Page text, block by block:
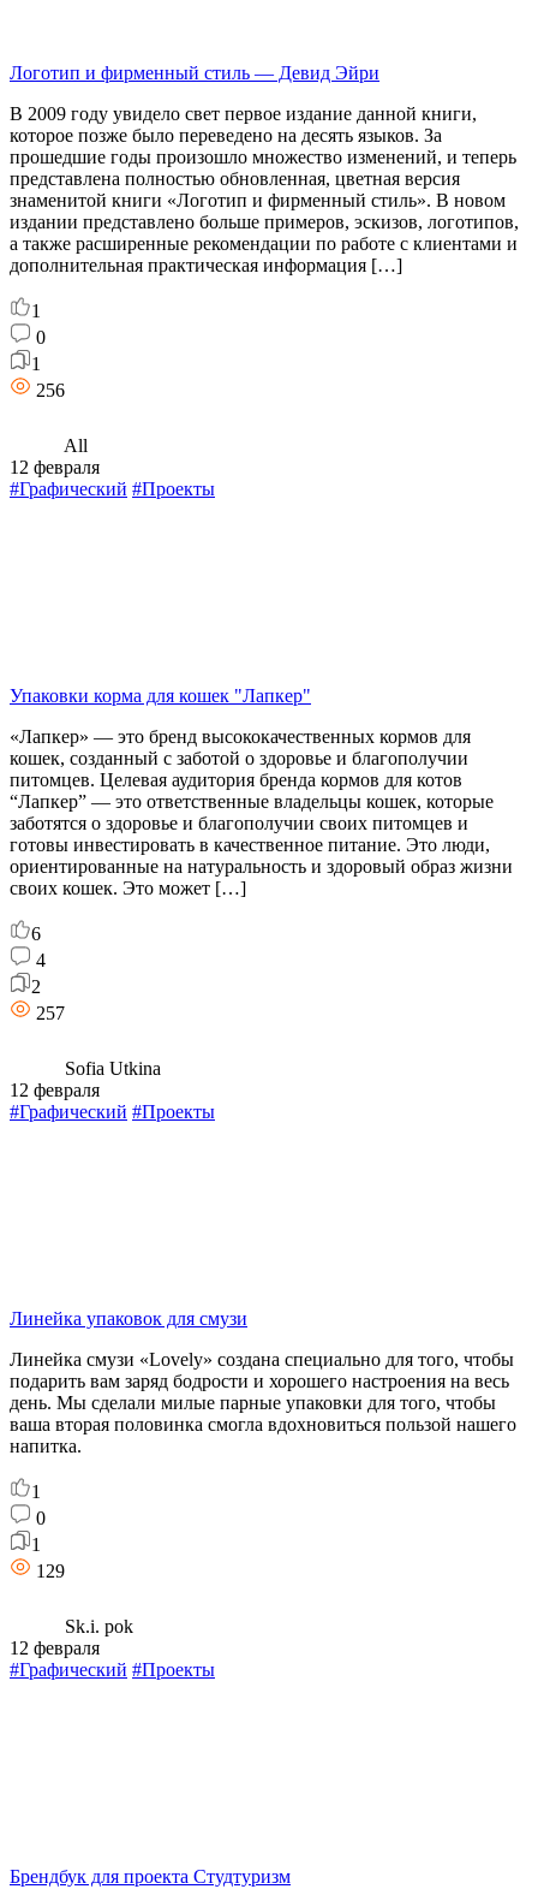
Логотип и фирменный стиль — Девид Эйри
В 2009 году увидело свет первое издание данной книги,
которое позже было переведено на десять языков. За
прошедшие годы произошло множество изменений, и теперь
представлена полностью обновленная, цветная версия
знаменитой книги «Логотип и фирменный стиль». В новом
издании представлено больше примеров, эскизов, логотипов,
а также расширенные рекомендации по работе с клиентами и
дополнительная практическая информация […]
1
0
1
256
All
12 февраля
#Графический #Проекты
Упаковки корма для кошек "Лапкер"
«Лапкер» — это бренд высококачественных кормов для
кошек, созданный с заботой о здоровье и благополучии
питомцев. Целевая аудитория бренда кормов для котов
“Лапкер” — это ответственные владельцы кошек, которые
заботятся о здоровье и благополучии своих питомцев и
готовы инвестировать в качественное питание. Это люди,
ориентированные на натуральность и здоровый образ жизни
своих кошек. Это может […]
6
4
2
257
Sofia Utkina
12 февраля
#Графический #Проекты
Линейка упаковок для смузи
Линейка смузи «Lovely» создана специально для того, чтобы
подарить вам заряд бодрости и хорошего настроения на весь
день. Мы сделали милые парные упаковки для того, чтобы
ваша вторая половинка смогла вдохновиться пользой нашего
напитка.
1
0
1
129
Sk.i. pok
12 февраля
#Графический #Проекты
Брендбук для проекта Студтуризм